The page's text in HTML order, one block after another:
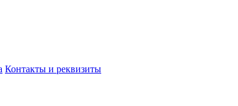
Контакты и реквизиты